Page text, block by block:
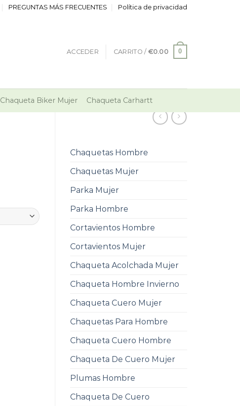
PREGUNTAS MÁS FRECUENTES Política de privacidad
ACCEDER CARRITO / €0.00 0
Chaqueta Biker Mujer Chaqueta Carhartt
Chaquetas Hombre
Chaquetas Mujer
Parka Mujer
Parka Hombre
Cortavientos Hombre
Cortavientos Mujer
Chaqueta Acolchada Mujer
Chaqueta Hombre Invierno
Chaqueta Cuero Mujer
Chaquetas Para Hombre
Chaqueta Cuero Hombre
Chaqueta De Cuero Mujer
Plumas Hombre
Chaqueta De Cuero